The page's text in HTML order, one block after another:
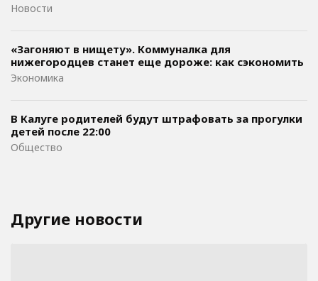
Новости
«Загоняют в нищету». Коммуналка для
нижегородцев станет еще дороже: как сэкономить
Экономика
В Калуге родителей будут штрафовать за прогулки
детей после 22:00
Общество
Другие новости